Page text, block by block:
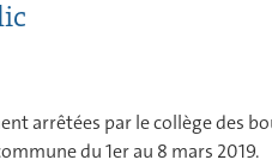
arrêtées par le collège des
du 1er au 8 mars 2019.